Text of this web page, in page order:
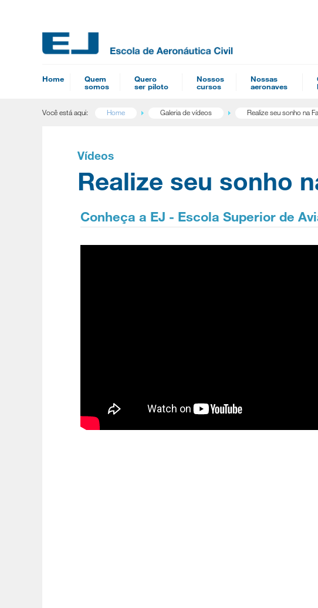
Home
Quem
somos
Quero
ser piloto
Nossos
cursos
Nossas
aeronaves
Você está aqui: Home Galeria de vídeos Realize seu sonho na
Vídeos
Realize seu sonho
Conheça a EJ - Escola Superior de